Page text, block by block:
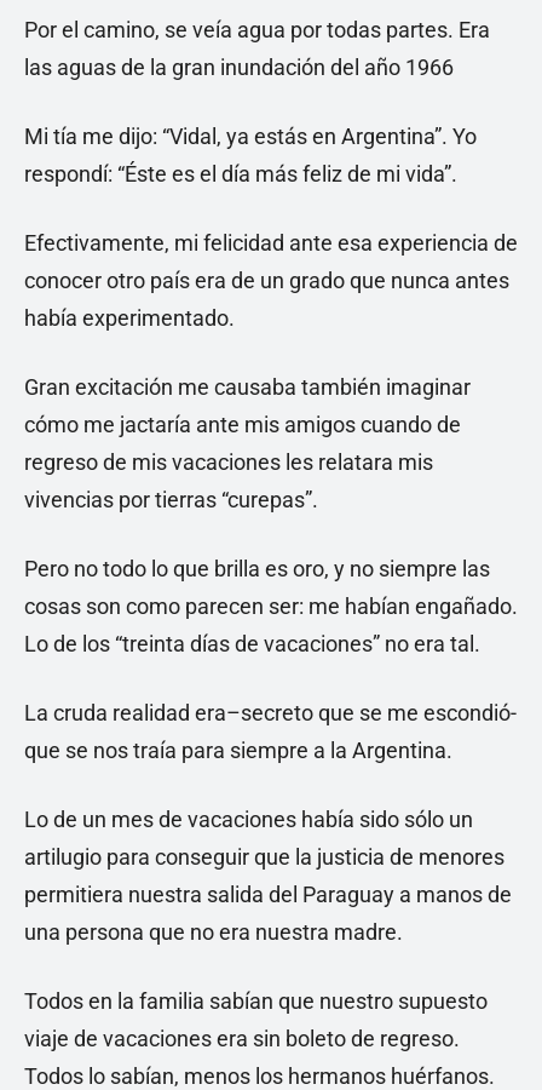
Por el camino, se veía agua por todas partes. Era
las aguas de la gran inundación del año 1966
Mi tía me dijo: “Vidal, ya estás en Argentina”. Yo
respondí: “Éste es el día más feliz de mi vida”.
Efectivamente, mi felicidad ante esa experiencia de
conocer otro país era de un grado que nunca antes
había experimentado.
Gran excitación me causaba también imaginar
cómo me jactaría ante mis amigos cuando de
regreso de mis vacaciones les relatara mis
vivencias por tierras “curepas”.
Pero no todo lo que brilla es oro, y no siempre las
cosas son como parecen ser: me habían engañado.
Lo de los “treinta días de vacaciones” no era tal.
La cruda realidad era–secreto que se me escondió-
que se nos traía para siempre a la Argentina.
Lo de un mes de vacaciones había sido sólo un
artilugio para conseguir que la justicia de menores
permitiera nuestra salida del Paraguay a manos de
una persona que no era nuestra madre.
Todos en la familia sabían que nuestro supuesto
viaje de vacaciones era sin boleto de regreso.
Todos lo sabían, menos los hermanos huérfanos.